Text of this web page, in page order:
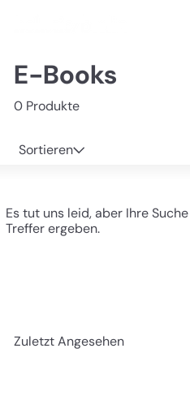
i
s
i
e
n
E-Books
0 Produkte
Sortieren
Sortieren
Es tut uns leid, aber Ihre
Treffer ergeben.
Zuletzt Angesehen